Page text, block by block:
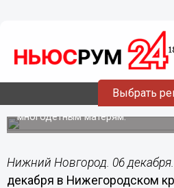
Выбрать
06.12.201714:57
Я искренне
многодетными
Глава Нижегородской области
многодетным матерям.
Нижний Новгород. 06
декабря в Нижегородском